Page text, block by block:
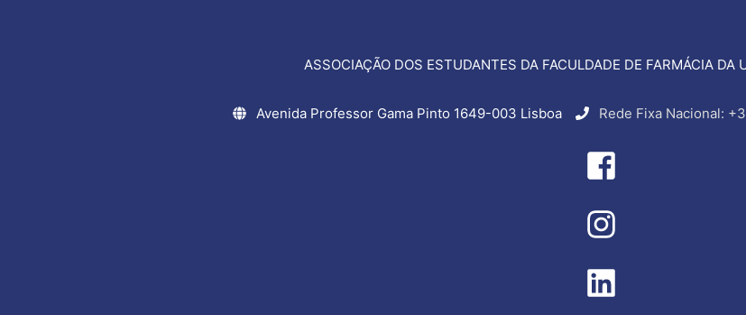
ASSOCIAÇÃO DOS ESTUDANTES DA FACULDADE DE FARMÁCIA DA
Avenida Professor Gama Pinto 1649-003 Lisboa Rede Fixa Nacional: